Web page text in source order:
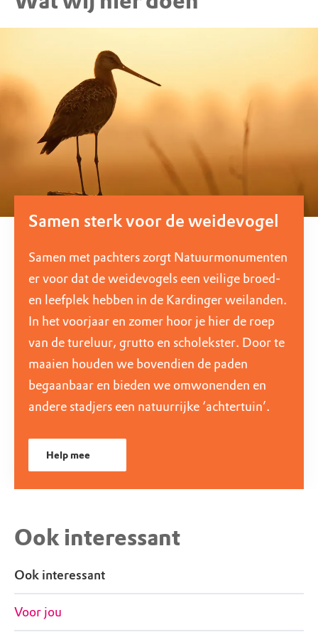
Samen sterk voor de weidevogel
Samen met pachters zorgt Natuurmonumenten
er voor dat de weidevogels een veilige broed-
en leefplek hebben in de Kardinger weilanden.
In het voorjaar en zomer hoor je hier de roep
van de tureluur, grutto en scholekster. Door te
maaien houden we bovendien de paden
begaanbaar en bieden we omwonenden en
andere stadjers een natuurrijke ‘achtertuin’.
Help mee
Ook interessant
Ook interessant
Voor jou